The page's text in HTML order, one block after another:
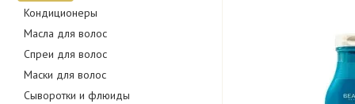
Кондиционеры
Масла для волос
Спреи для волос
Маски для волос
Сыворотки и флюиды